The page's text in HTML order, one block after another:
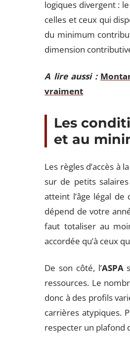
logiques divergent : le
celles et ceux qui
du minimum
dimension
A lire aussi :
vraiment
Les
et au
Les règles d’accès à la
sur de petits
atteint l’âge légal
dépend de votre
faut totaliser au
accordée qu’à ceux
De son côté, l’ASPA
ressources. Le
donc à des profils
carrières atypiques.
respecter un plafond